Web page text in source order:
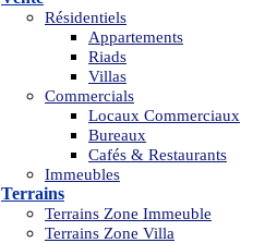
Résidentiels
Appartements
Riads
Villas
Commercials
Locaux Commerciaux
Bureaux
Cafés & Restaurants
Immeubles
Terrains
Terrains Zone Immeuble
Terrains Zone Villa